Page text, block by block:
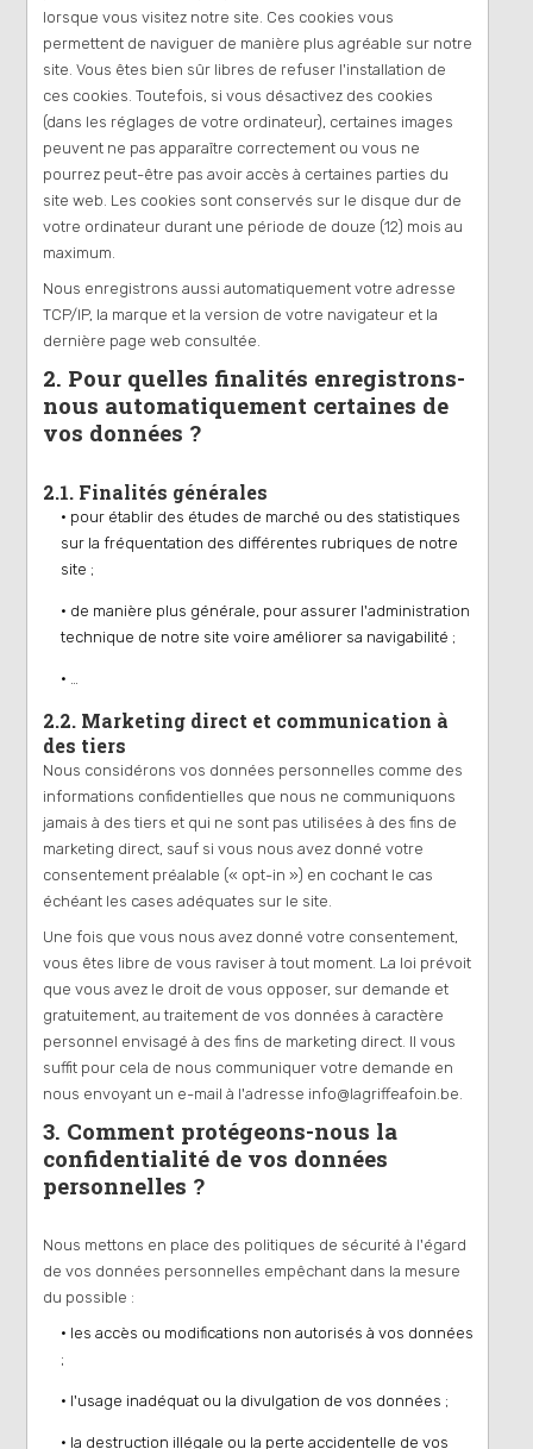
lorsque vous visitez notre site. Ces cookies vous
permettent de naviguer de manière plus agréable sur notre
site. Vous êtes bien sûr libres de refuser l'installation de
ces cookies. Toutefois, si vous désactivez des cookies
(dans les réglages de votre ordinateur), certaines images
peuvent ne pas apparaître correctement ou vous ne
pourrez peut-être pas avoir accès à certaines parties du
site web. Les cookies sont conservés sur le disque dur de
votre ordinateur durant une période de douze (12) mois au
maximum.
Nous enregistrons aussi automatiquement votre adresse
TCP/IP, la marque et la version de votre navigateur et la
dernière page web consultée.
2. Pour quelles finalités enregistrons-
nous automatiquement certaines de
vos données ?
2.1. Finalités générales
• pour établir des études de marché ou des statistiques
sur la fréquentation des différentes rubriques de notre
site ;
• de manière plus générale, pour assurer l'administration
technique de notre site voire améliorer sa navigabilité ;
• …
2.2. Marketing direct et communication à
des tiers
Nous considérons vos données personnelles comme des
informations confidentielles que nous ne communiquons
jamais à des tiers et qui ne sont pas utilisées à des fins de
marketing direct, sauf si vous nous avez donné votre
consentement préalable (« opt-in ») en cochant le cas
échéant les cases adéquates sur le site.
Une fois que vous nous avez donné votre consentement,
vous êtes libre de vous raviser à tout moment. La loi prévoit
que vous avez le droit de vous opposer, sur demande et
gratuitement, au traitement de vos données à caractère
personnel envisagé à des fins de marketing direct. Il vous
suffit pour cela de nous communiquer votre demande en
nous envoyant un e-mail à l'adresse info@lagriffeafoin.be.
3. Comment protégeons-nous la
confidentialité de vos données
personnelles ?
Nous mettons en place des politiques de sécurité à l'égard
de vos données personnelles empêchant dans la mesure
du possible :
• les accès ou modifications non autorisés à vos données
;
• l'usage inadéquat ou la divulgation de vos données ;
• la destruction illégale ou la perte accidentelle de vos